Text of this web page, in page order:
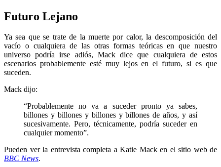
Futuro Lejano
Ya sea que se trate de la muerte por calor, la descomposición del
vacío o cualquiera de las otras formas teóricas en que nuestro
universo podría irse adiós, Mack dice que cualquiera de estos
escenarios probablemente esté muy lejos en el futuro, si es que
suceden.
Mack dijo:
“Probablemente no va a suceder pronto ya sabes,
billones y billones y billones y billones de años, y así
sucesivamente. Pero, técnicamente, podría suceder en
cualquier momento”.
Pueden ver la entrevista completa a Katie Mack en el sitio web de
BBC News.